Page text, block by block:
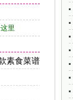
里
素食菜谱